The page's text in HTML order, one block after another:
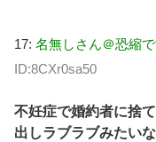
17: 名無しさん＠恐縮
ID:8CXr0sa50
不妊症で婚約者に捨
出しラブラブみたい